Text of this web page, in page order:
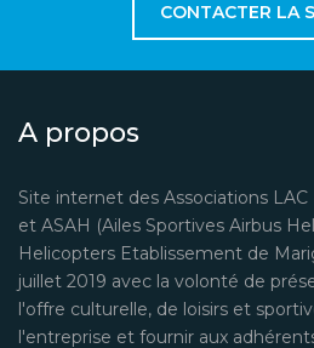
CONTACTER LA
A propos
Site internet des Associations
et ASAH (Ailes Sportives Airbus
Helicopters Etablissement de
juillet 2019 avec la volonté de
l'offre culturelle, de loisirs et
l'entreprise et fournir aux